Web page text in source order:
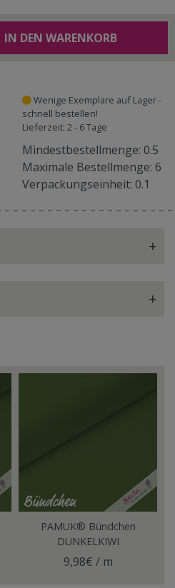
IN DEN WARENKORB
Wenige Exemplare auf Lager -
schnell bestellen!
Lieferzeit: 2 - 6 Tage
Mindestbestellmenge: 0.5
Maximale Bestellmenge: 6
Verpackungseinheit: 0.1
+
+
PAMUK® Bündchen
DUNKELKIWI
9,98€ / m